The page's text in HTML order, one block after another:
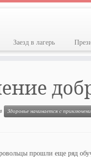
Заезд в лагерь
Здоровье начинается с
прошли еще ряд